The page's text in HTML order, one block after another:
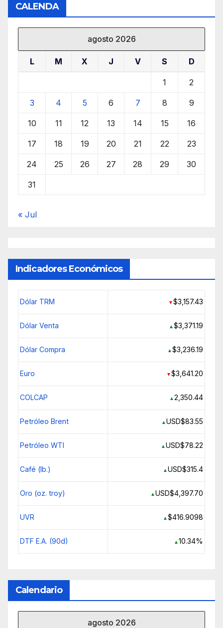
CALENDA
agosto 2026
L M X J V S D
1 2
3 4 5 6 7 8 9
10 11 12 13 14 15 16
17 18 19 20 21 22 23
24 25 26 27 28 29 30
31
« Jul
Indicadores Económicos
Dólar TRM ▼$3,157.43
Dólar Venta ▲$3,371.19
Dólar Compra ▲$3,236.19
Euro ▼$3,641.20
COLCAP ▲2,350.44
Petróleo Brent ▲USD$83.55
Petróleo WTI ▲USD$78.22
Café (lb.) ▲USD$315.4
Oro (oz. troy) ▲USD$4,397.70
UVR ▲$416.9098
DTF E.A. (90d) ▲10.34%
Calendario
agosto 2026